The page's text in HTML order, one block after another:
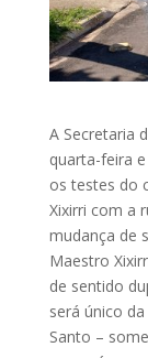
A Secretaria
quarta-feira
os testes do
Xixirri com a
mudança de
Maestro
de sentido
será único
Santo –